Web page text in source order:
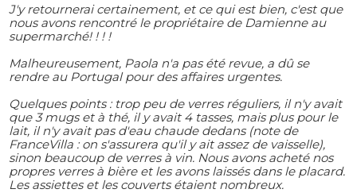
J'y retournerai certainement, et ce qui est bien, c'est que
nous avons rencontré le propriétaire de Damienne au
supermarché! ! ! !
Malheureusement, Paola n'a pas été revue, a dû se
rendre au Portugal pour des affaires urgentes.
Quelques points : trop peu de verres réguliers, il n'y avait
que 3 mugs et à thé, il y avait 4 tasses, mais plus pour le
lait, il n'y avait pas d'eau chaude dedans (note de
FranceVilla : on s'assurera qu'il y ait assez de vaisselle),
sinon beaucoup de verres à vin. Nous avons acheté nos
propres verres à bière et les avons laissés dans le placard.
Les assiettes et les couverts étaient nombreux.